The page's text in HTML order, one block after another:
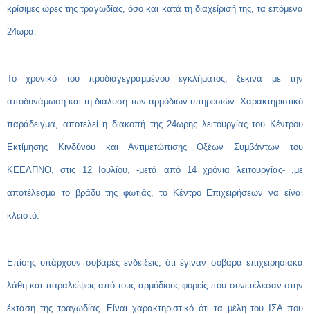
κρίσιμες ώρες της τραγωδίας, όσο και κατά τη διαχείρισή της, τα επόμενα
24ωρα.
Το χρονικό του προδιαγεγραμμένου εγκλήματος, ξεκινά με την
αποδυνάμωση και τη διάλυση των αρμόδιων υπηρεσιών. Χαρακτηριστικό
παράδειγμα, αποτελεί η διακοπή της 24ωρης λειτουργίας του Κέντρου
Εκτίμησης Κινδύνου και Αντιμετώπισης Οξέων Συμβάντων του
ΚΕΕΛΠΝΟ, στις 12 Ιουλίου, -μετά από 14 χρόνια λειτουργίας- ,με
αποτέλεσμα το βράδυ της φωτιάς, το Κέντρο Επιχειρήσεων να είναι
κλειστό.
Επίσης υπάρχουν σοβαρές ενδείξεις, ότι έγιναν σοβαρά επιχειρησιακά
λάθη και παραλείψεις από τους αρμόδιους φορείς που συνετέλεσαν στην
έκταση της τραγωδίας. Είναι χαρακτηριστικό ότι τα μέλη του ΙΣΑ που